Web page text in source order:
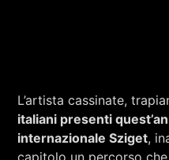
L’artista cassinate,
italiani presenti
internazionale Sziget,
capitolo un percorso